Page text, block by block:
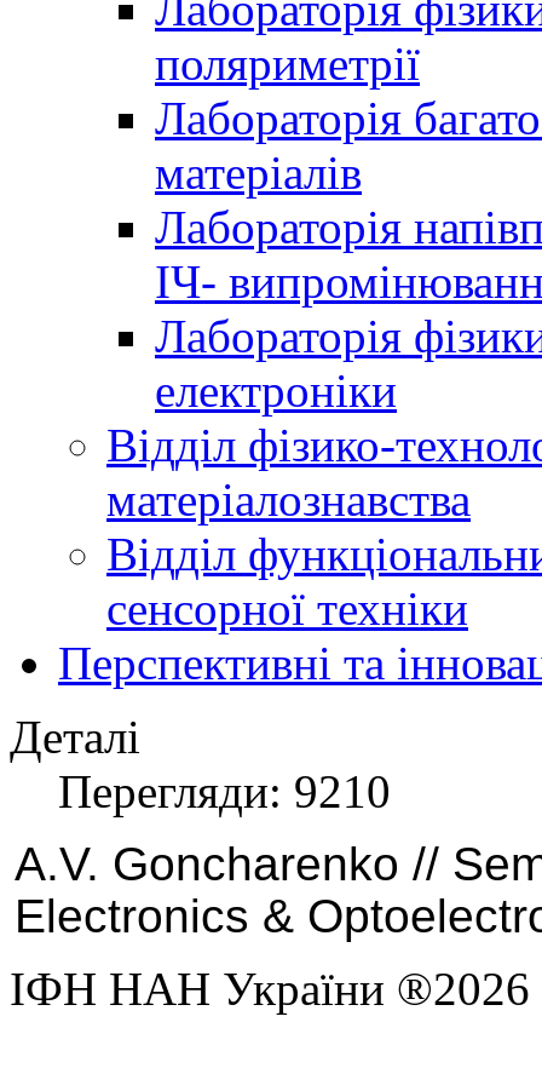
поляриметрії
Лабораторія
матеріалів
Лабораторія
ІЧ-
Лабораторія
електроніки
Відділ фізико-
матеріалознавства
Відділ
сенсорної техніки
Перспективні та
Деталі
Перегляди: 9210
A.V. Goncharenko //
Electronics &
ІФН НАН України ®2026